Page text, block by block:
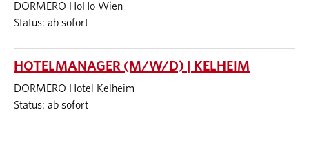
DORMERO HoHo Wien
Status: ab sofort
HOTELMANAGER (M/W/D) | KELHEIM
DORMERO Hotel Kelheim
Status: ab sofort